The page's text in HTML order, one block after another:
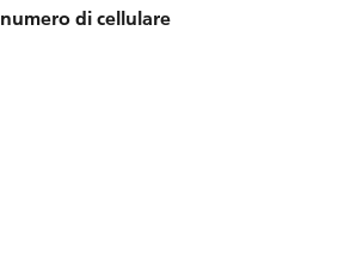
numero di cellulare